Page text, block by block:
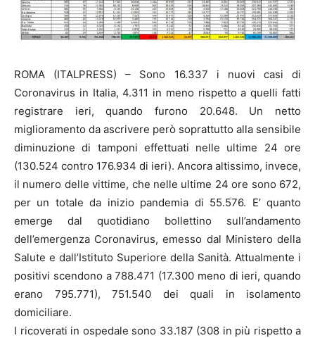
ROMA (ITALPRESS) – Sono 16.337 i nuovi casi di
Coronavirus in Italia, 4.311 in meno rispetto a quelli fatti
registrare ieri, quando furono 20.648. Un netto
miglioramento da ascrivere però soprattutto alla sensibile
diminuzione di tamponi effettuati nelle ultime 24 ore
(130.524 contro 176.934 di ieri). Ancora altissimo, invece,
il numero delle vittime, che nelle ultime 24 ore sono 672,
per un totale da inizio pandemia di 55.576. E’ quanto
emerge dal quotidiano bollettino sull’andamento
dell’emergenza Coronavirus, emesso dal Ministero della
Salute e dall’Istituto Superiore della Sanità. Attualmente i
positivi scendono a 788.471 (17.300 meno di ieri, quando
erano 795.771), 751.540 dei quali in isolamento
domiciliare.
I ricoverati in ospedale sono 33.187 (308 in più rispetto a